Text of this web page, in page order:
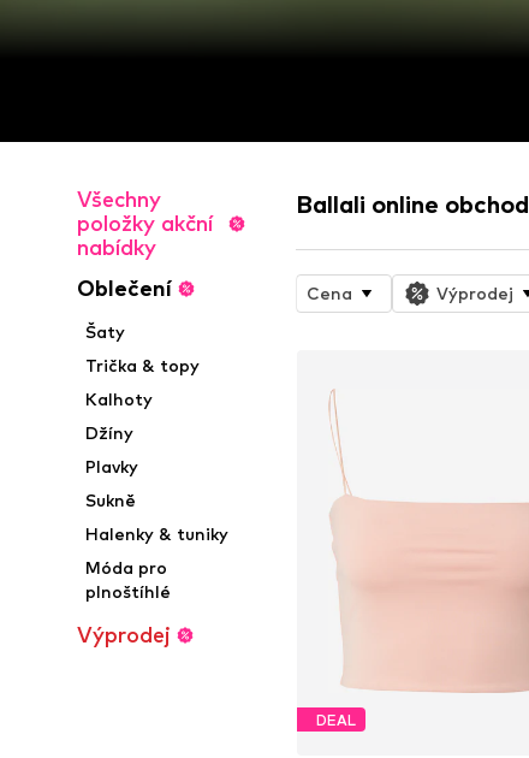
Všechny
položky akční
nabídky
Oblečení
Šaty
Trička & topy
Kalhoty
Džíny
Plavky
Sukně
Halenky & tuniky
Móda pro
plnoštíhlé
Výprodej
Ballali online obchod
Cena Výprodej
DEAL